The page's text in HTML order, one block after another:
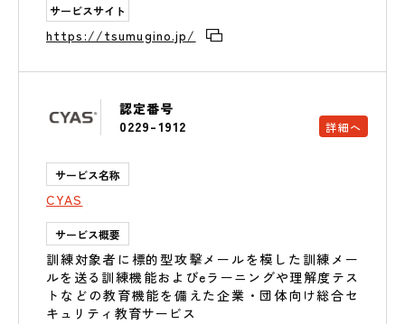
サービスサイト
https://tsumugino.jp/
認定番号
0229-1912
サービス名称
CYAS
サービス概要
訓練対象者に標的型攻撃メールを模した訓練メー
ルを送る訓練機能およびeラーニングや理解度テス
トなどの教育機能を備えた企業・団体向け総合セ
キュリティ教育サービス
詳細へ